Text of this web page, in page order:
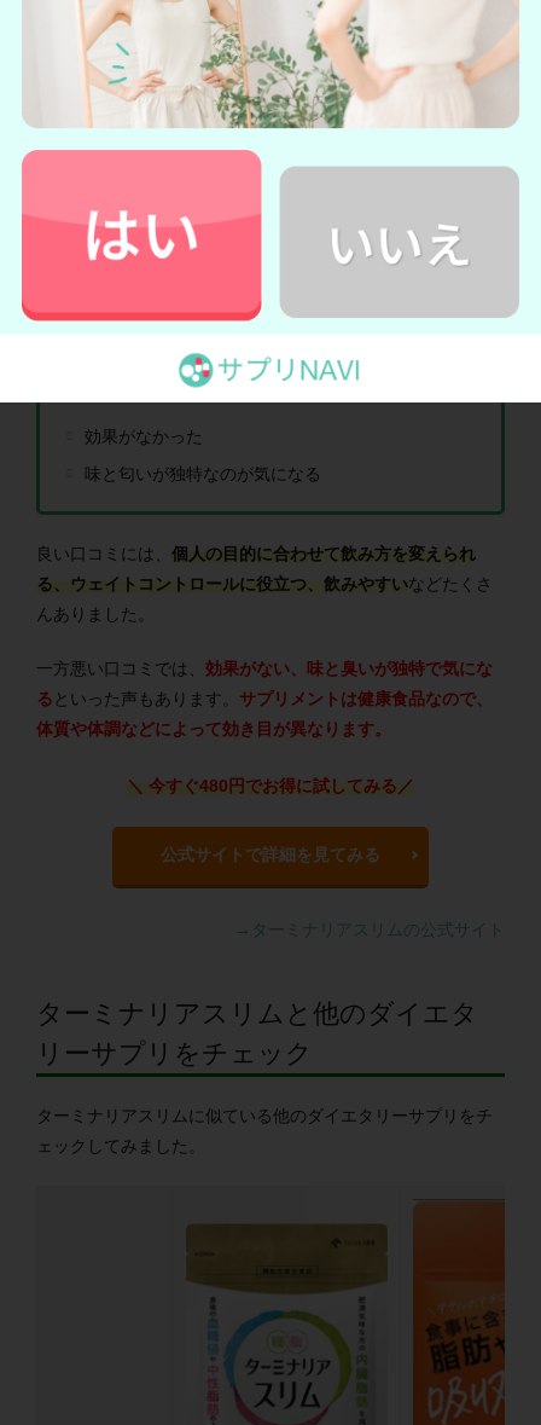
個人の目的に合わせて飲み方を変えられるのがいい
ウェイトコントロールに役立つ
臭いが少なくて飲みやすい
ピルケースに入れて持ち運べるから外出時でも飲め
効果がなかった
味と匂いが独特なのが気になる
良い口コミには、 個人の目的に合わせて飲み方を変えられ
る、ウェイトコントロールに役立つ、飲みやすいなどたくさ
んありました。
一方悪い口コミでは、 効果がない、味と臭いが独特で気にな
る といった声もあります。 サプリメントは健康食品なので、
体質や体調などによって効き目が異なります。
＼ 今すぐ480円でお得に試してみる ／
公式サイトで詳細を見てみる
→ターミナリアスリムの公式サイト
ターミナリアスリムと他のダイエタ
リーサプリをチェック
ターミナリアスリムに似ている他のダイエタリーサプリをチ
ェックしてみました。